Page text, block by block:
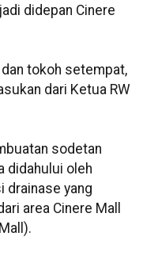
didepan Cinere
tokoh setempat,
dari Ketua RW
sodetan
didahului oleh
drainase yang
area Cinere Mall